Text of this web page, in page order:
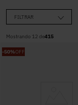
FILTRAR
Mostrando 12 de415
-50%OFF
2º Roupas